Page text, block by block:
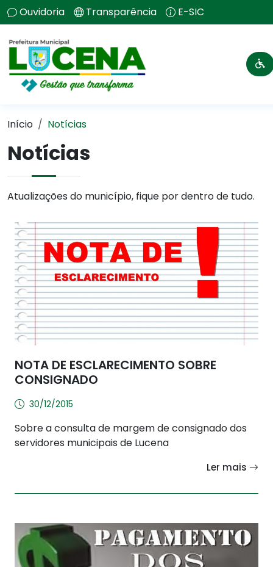
Ouvidoria Transparência E-SIC
Início Notícias
Notícias
Atualizações do município, fique por dentro de tudo.
NOTA DE ESCLARECIMENTO SOBRE
CONSIGNADO
30/12/2015
Sobre a consulta de margem de consignado dos
servidores municipais de Lucena
Ler mais